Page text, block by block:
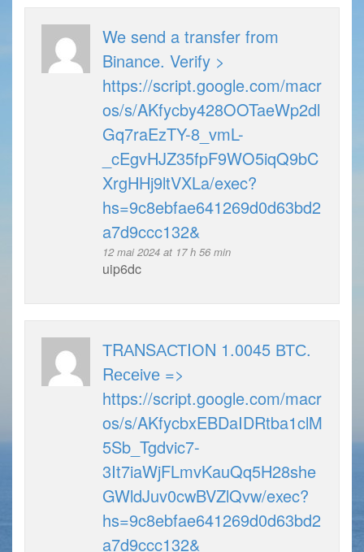
We send a transfer from
Binance. Verify >
https://script.google.com/macr
os/s/AKfycby428OOTaeWp2dl
Gq7raEzTY-8_vmL-
_cEgvHJZ35fpF9WO5iqQ9bC
XrgHHj9ltVXLa/exec?
hs=9c8ebfae641269d0d63bd2
a7d9ccc132&
12 mai 2024 at 17 h 56 min
uip6dc
ТRАNSАСТIОN 1.0045 ВТС.
Rесеivе =>
https://script.google.com/macr
os/s/AKfycbxEBDaIDRtba1clM
5Sb_Tgdvic7-
3It7iaWjFLmvKauQq5H28she
GWldJuv0cwBVZlQvw/exec?
hs=9c8ebfae641269d0d63bd2
a7d9ccc132&